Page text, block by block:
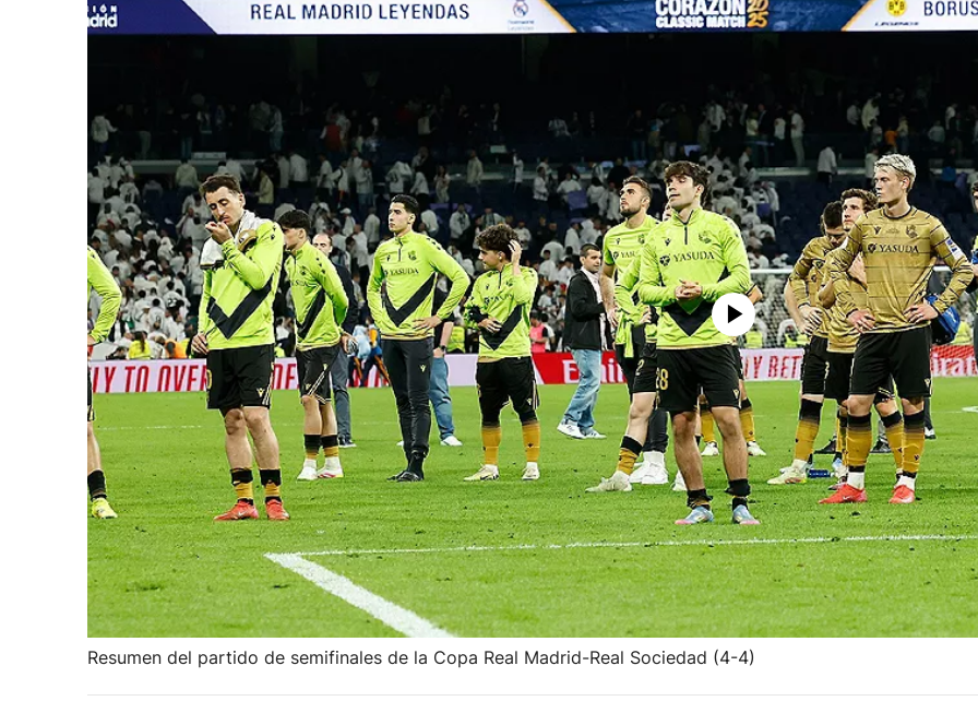
Resumen del partido de semifinales de la Copa Real Madrid-Real Sociedad (4-4)